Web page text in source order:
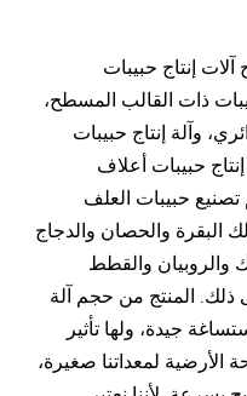
حبيبات
القالب المسطح،
إنتاج حبيبات
أعلاف
حبيبات العلف
والحصان والدجاج
والقطط
من حجم آلة
ولها تأثير
لمعداتنا صغيرة،